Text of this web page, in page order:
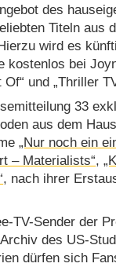
des
Titeln aus
wird es
bei
und „Thriller
33
aus dem
„Nur noch ein
– Materialists“,
, nach ihrer
TV-Sender der
des US-
dürfen sich